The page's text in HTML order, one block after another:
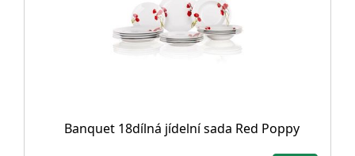
Banquet 18dílná jídelní sada Red Poppy